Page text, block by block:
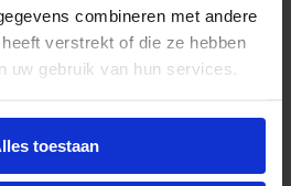
combineren met andere
verstrekt of die ze hebben
uw gebruik van hun services.
toestaan
s
:
€
1
,
0
is. Deze serie omvat vier
(120cm en 150cm), elk
en optionele
is voorzien van